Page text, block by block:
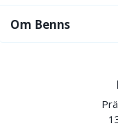
Om Benns